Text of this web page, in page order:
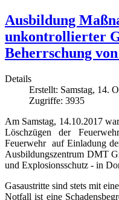
Ausbildung
unkontrollierter
Beherrschung
Details
Erstellt: Samstag, 14.
Zugriffe: 3935
Am Samstag, 14.10.2017
Löschzügen der
Feuerwehr auf Einladung
Ausbildungszentrum DMT
und Explosionsschutz - in
Gasaustritte sind stets mit
Notfall ist eine